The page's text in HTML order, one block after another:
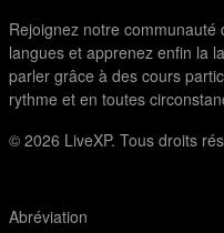
Rejoignez notre
langues et apprenez enfin la
parler grâce à des cours
rythme et en toutes
© 2026 LiveXP. Tous droits
Abréviation